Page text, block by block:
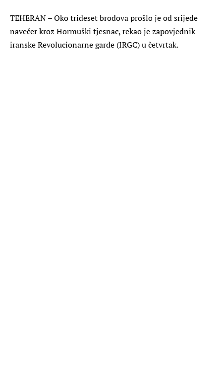
TEHERAN – Oko trideset brodova prošlo je od srijede
navečer kroz Hormuški tjesnac, rekao je zapovjednik
iranske Revolucionarne garde (IRGC) u četvrtak.